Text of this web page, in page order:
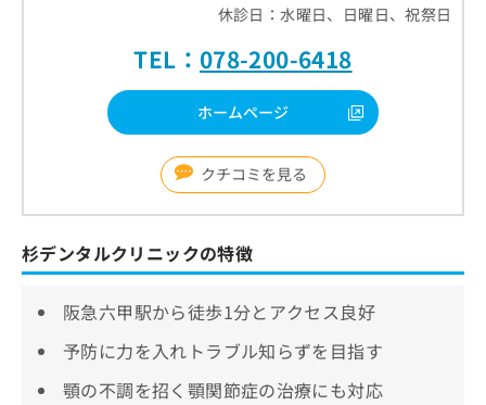
休診日：水曜日、日曜日、祝祭日
TEL： 078-200-6418
ホームページ
クチコミを見る
杉デンタルクリニックの特徴
阪急六甲駅から徒歩1分とアクセス良好
予防に力を入れトラブル知らずを目指す
顎の不調を招く顎関節症の治療にも対応